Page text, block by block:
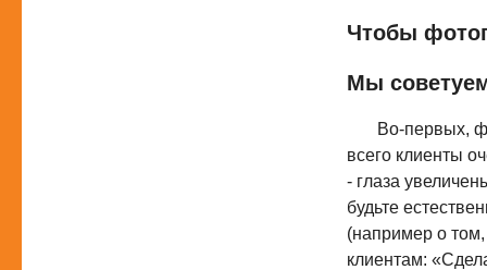
Чтобы
Мы
Во-первых,
всего клиенты
- глаза
будьте
(например о
клиентам: